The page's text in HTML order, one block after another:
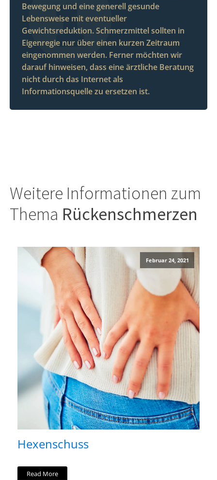
Bewegung und eine generell gesunde
Lebensweise mit eventueller
Gewichtsreduktion. Schmerzmittel sollten in
Eigenregie nur über einen kurzen Zeitraum
eingenommen werden. Ferner möchten wir
darauf hinweisen, dass eine ärztliche Beratung
nicht durch das Internet als
Informationsquelle zu ersetzen ist.
Weitere Informationen zum
Thema Rückenschmerzen
Februar 24, 2021
Hexenschuss
Read More